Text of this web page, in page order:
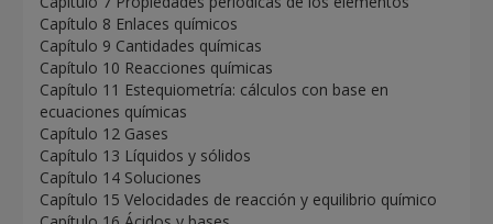
Capítulo 8 Enlaces químicos
Capítulo 9 Cantidades químicas
Capítulo 10 Reacciones químicas
Capítulo 11 Estequiometría: cálculos con base en
ecuaciones químicas
Capítulo 12 Gases
Capítulo 13 Líquidos y sólidos
Capítulo 14 Soluciones
Capítulo 15 Velocidades de reacción y equilibrio químico